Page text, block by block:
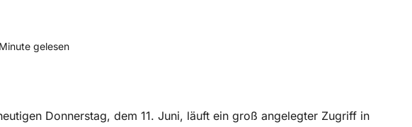
gelesen
Donnerstag, dem 11. Juni, läuft ein groß angelegter Zugriff in